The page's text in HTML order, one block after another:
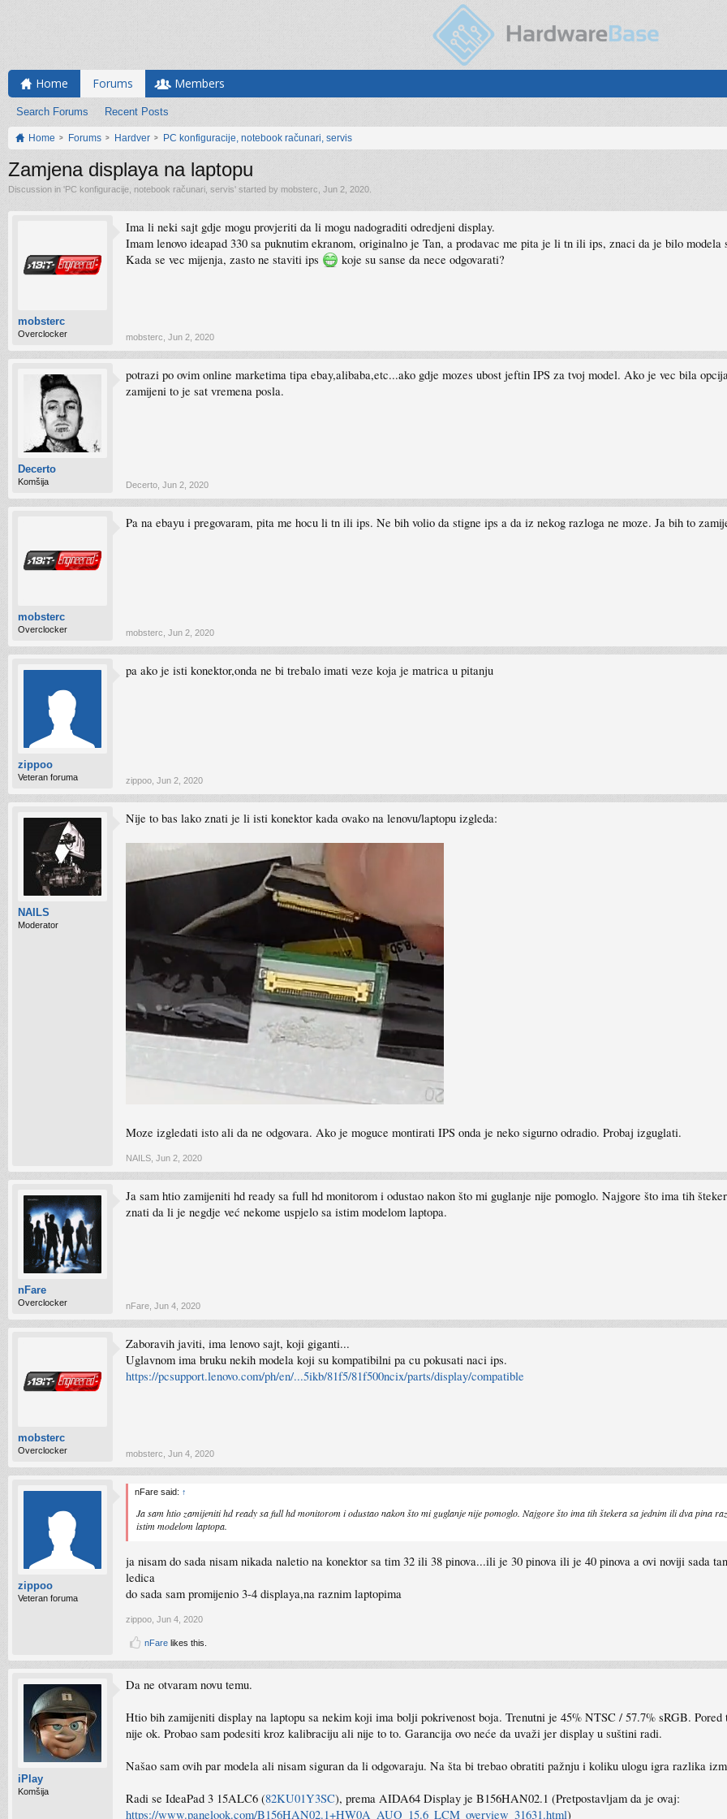
Home Forums
Search Forums Recent Posts
Members
Home Forums Hardver PC konfiguracije, notebook računari, servis
Zamjena displaya na laptopu
Discussion in 'PC konfiguracije, notebook računari, servis' started by mobsterc Jun 2, 2020
mobsterc
Overclocker
Ima li neki sajt gdje mogu provjeriti da li mogu nadograditi odredjeni display.
Imam lenovo ideapad 330 sa puknutim ekranom, originalno je Tan, a prodavac me pita je li tn ili ips, znaci da je bilo modela
Kada se vec mijenja, zasto ne staviti ips
koje su sanse da nece odgovarati?
mobsterc Jun 2, 2020
Decerto
Komšija
potrazi po ovim online marketima tipa ebay,alibaba,etc...ako gdje mozes ubost jeftin IPS za tvoj model. Ako je vec bila
zamijeni to je sat vremena posla.
Decerto Jun 2, 2020
mobsterc
Overclocker
Pa na ebayu i pregovaram, pita me hocu li tn ili ips. Ne bih volio da stigne ips a da iz nekog razloga ne moze. Ja bih to
mobsterc Jun 2, 2020
zippoo
Veteran foruma
pa ako je isti konektor,onda ne bi trebalo imati veze koja je matrica u pitanju
zippoo Jun 2, 2020
NAILS
Moderator
Nije to bas lako znati je li isti konektor kada ovako na lenovu/laptopu izgleda:
Moze izgledati isto ali da ne odgovara. Ako je moguce montirati IPS onda je neko sigurno odradio. Probaj izguglati.
NAILS Jun 2, 2020
nFare
Overclocker
Ja sam htio zamijeniti hd ready sa full hd monitorom i odustao nakon što mi guglanje nije pomoglo. Najgore što ima tih
znati da li je negdje već nekome uspjelo sa istim modelom laptopa.
nFare Jun 4, 2020
mobsterc
Overclocker
Zaboravih javiti, ima lenovo sajt, koji giganti...
Uglavnom ima bruku nekih modela koji su kompatibilni pa cu pokusati naci ips.
https://pcsupport.lenovo.com/ph/en/...5ikb/81f5/81f500ncix/parts/display/compatible
mobsterc Jun 4, 2020
zippoo
Veteran foruma
nFare said: ↑
Ja sam htio zamijeniti hd ready sa full hd monitorom i odustao nakon što mi guglanje nije pomoglo. Najgore što ima tih štekera sa jednim ili dva pina
istim modelom laptopa.
ja nisam do sada nisam nikada naletio na konektor sa tim 32 ili 38 pinova...ili je 30 pinova ili je 40 pinova a ovi noviji sada
ledica
do sada sam promijenio 3-4 displaya,na raznim laptopima
zippoo Jun 4, 2020
nFare likes this.
iPlay
Komšija
Da ne otvaram novu temu.
Htio bih zamijeniti display na laptopu sa nekim koji ima bolji pokrivenost boja. Trenutni je 45% NTSC / 57.7% sRGB.
nije ok. Probao sam podesiti kroz kalibraciju ali nije to to. Garancija ovo neće da uvaži jer display u suštini radi.
Našao sam ovih par modela ali nisam siguran da li odgovaraju. Na šta bi trebao obratiti pažnju i koliku ulogu igra razlika
Radi se IdeaPad 3 15ALC6 (82KU01Y3SC), prema AIDA64 Display je B156HAN02.1 (Pretpostavljam da je ovaj:
https://www.panelook.com/B156HAN02.1+HW0A_AUO_15.6_LCM_overview_31631.html)